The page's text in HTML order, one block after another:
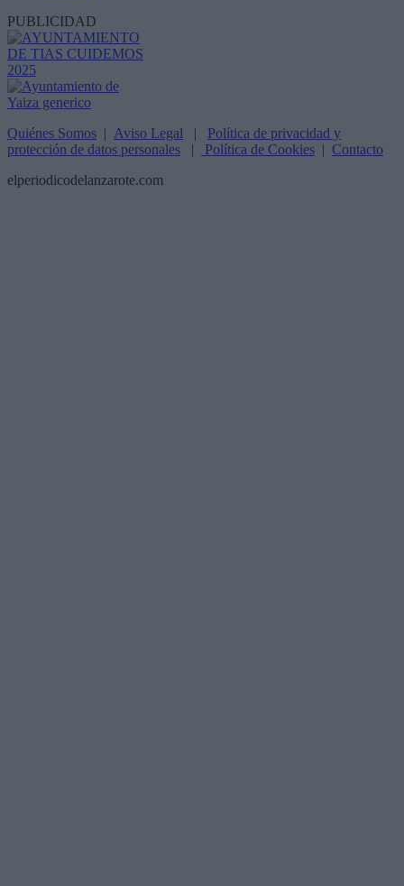
PUBLICIDAD
Quiénes Somos | Aviso Legal | Política de privacidad y
protección de datos personales | Política de Cookies | Contacto
elperiodicodelanzarote.com